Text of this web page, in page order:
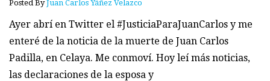
Posted ByJuan Carlos Yáñez Velazco
Ayer abrí en Twitter el #JusticiaParaJuanCarlos y me
enteré de la noticia de la muerte de Juan Carlos
Padilla, en Celaya. Me conmoví. Hoy leí más noticias,
las declaraciones de la esposa y